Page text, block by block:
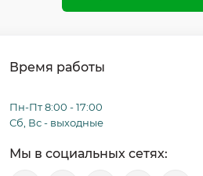
Время работы
Пн-Пт 8:00 - 17:00
Сб, Вс - выходные
Мы в социальных сетях: